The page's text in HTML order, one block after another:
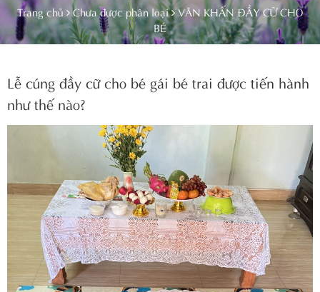
Trang chủ Chưa được phân loại VĂN KHẤN ĐẦY CỮ CHO
BÉ
Lễ cúng đầy cữ cho bé gái bé trai được tiến hành
như thế nào?